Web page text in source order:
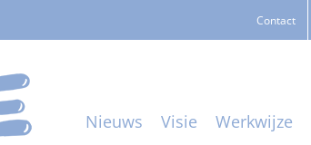
Contact
Nieuws Visie Werkwijze